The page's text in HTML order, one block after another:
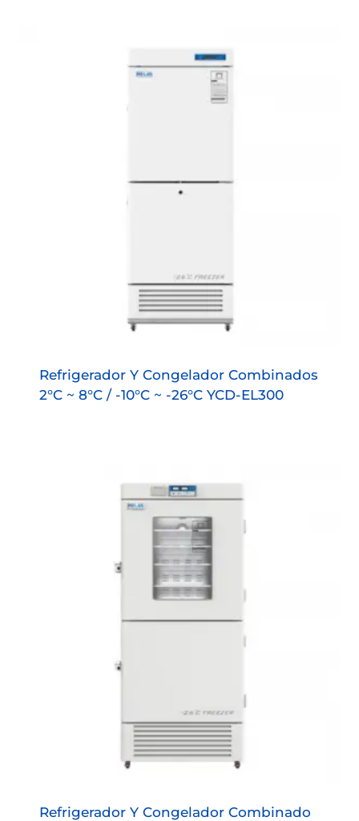
Refrigerador Y Congelador Combinados
2°C ~ 8°C / -10°C ~ -26°C YCD-EL300
Refrigerador Y Congelador Combinado